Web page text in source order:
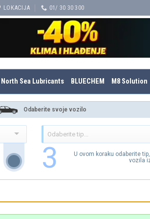
LOKACIJA 01/ 30 30 300
North Sea Lubricants BLUECHEM M8 Solution
Odaberite svoje vozilo
3
U ovom koraku odaberite
vozila